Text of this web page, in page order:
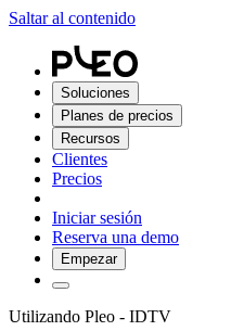
Saltar al contenido
Soluciones
Planes de precios
Recursos
Clientes
Precios
Iniciar sesión
Reserva una demo
Empezar
Utilizando Pleo - IDTV